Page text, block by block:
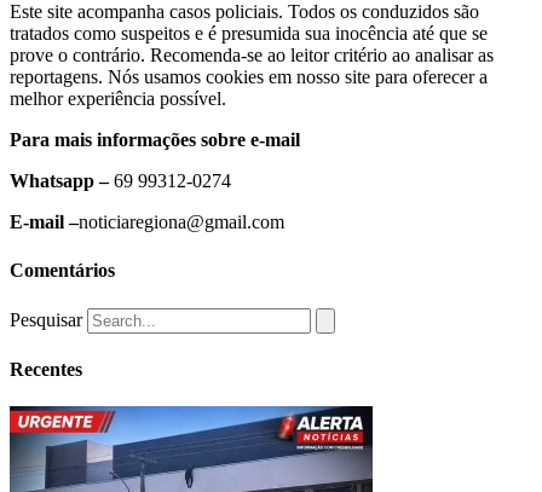
Este site acompanha casos policiais. Todos os conduzidos são
tratados como suspeitos e é presumida sua inocência até que se
prove o contrário. Recomenda-se ao leitor critério ao analisar as
reportagens. Nós usamos cookies em nosso site para oferecer a
melhor experiência possível.
Para mais informações sobre e-mail
Whatsapp –69 99312-0274
E-mail –noticiaregiona@gmail.com
Comentários
Pesquisar
Recentes